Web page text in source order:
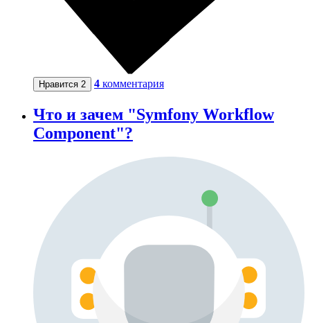
Нравится 2 4 комментария
Что и зачем "Symfony Workflow
Component"?